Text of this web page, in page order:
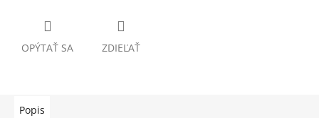
OPÝTAŤ SA ZDIEĽAŤ
Popis